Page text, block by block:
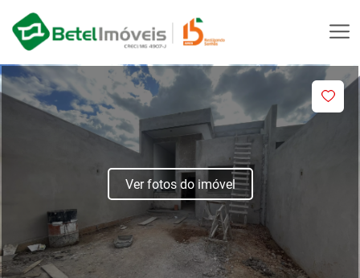
Ver fotos do imóvel